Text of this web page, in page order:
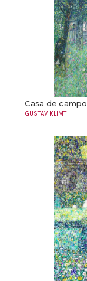
Casa de campo
GUSTAV KLIMT